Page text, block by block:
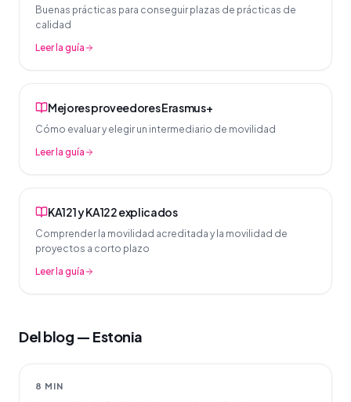
Buenas prácticas para conseguir plazas de prácticas de
calidad
Leer la guía
Mejores proveedores Erasmus+
Cómo evaluar y elegir un intermediario de movilidad
Leer la guía
KA121 y KA122 explicados
Comprender la movilidad acreditada y la movilidad de
proyectos a corto plazo
Leer la guía
Del blog — Estonia
8 MIN